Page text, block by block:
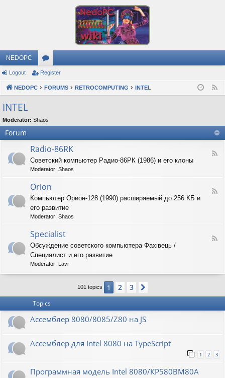
NEDOPC
or
u
s
Logout Register
NEDOPC FORUMS RETROCOMPUTING INTEL
INTEL
Moderator: Shaos
Forum
F
d
R
o
8
Radio-86RK
Советский компьютер Радио-86РК (1986) и его клоны
Moderator: Shaos
F
Orion
Компьютер Орион-128 (1990) расширяемый до 256 КБ и
его развитие
Moderator: Shaos
F
i
i
t
Specialist
Обсуждение советского компьютера Фахiвець /
Специалист и его развитие
Moderator: Lavr
101 topics 1 2 3
Topics
Ассемблер 8080/8085/Z80 на JS
Ассемблер для Intel 8080 на TypeScript
1 2 3
Программная модель Intel 8080/КР580ВМ80А